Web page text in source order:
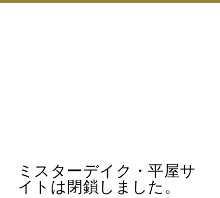
ミスターデイク・平屋サ
イトは閉鎖しました。